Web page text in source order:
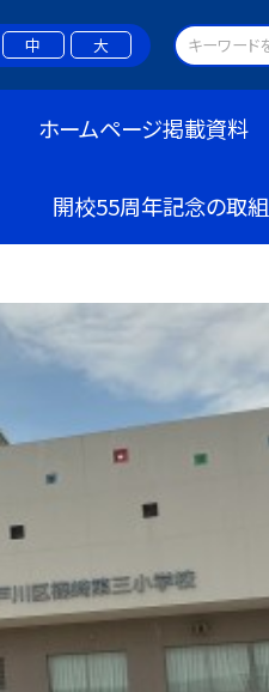
中 大
ホームページ掲載資料
開校55周年記念の取組